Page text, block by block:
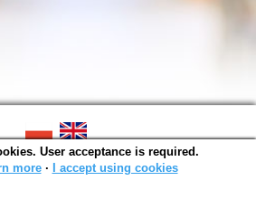
OPAC v. 6.11.10 (2026-07-24)
Generated in 0,0017 s.
User acceptance is required.
more∙ I accept using cookies